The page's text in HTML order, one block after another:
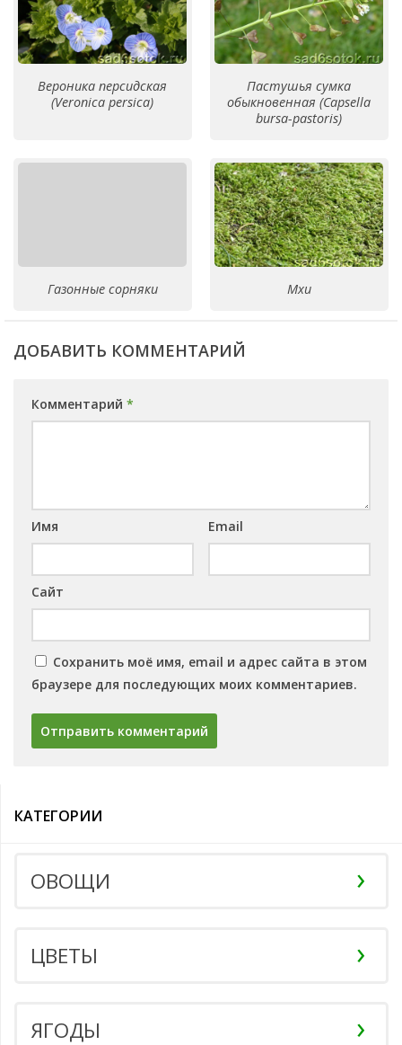
Вероника персидская
(Veronica persica)
Пастушья сумка
обыкновенная (Capsella
bursa-pastoris)
Газонные сорняки Мхи
ДОБАВИТЬ КОММЕНТАРИЙ
Комментарий *
Имя Email
Сайт
Сохранить моё имя, email и адрес сайта в этом
браузере для последующих моих комментариев.
КАТЕГОРИИ
ОВОЩИ
ЦВЕТЫ
ЯГОДЫ